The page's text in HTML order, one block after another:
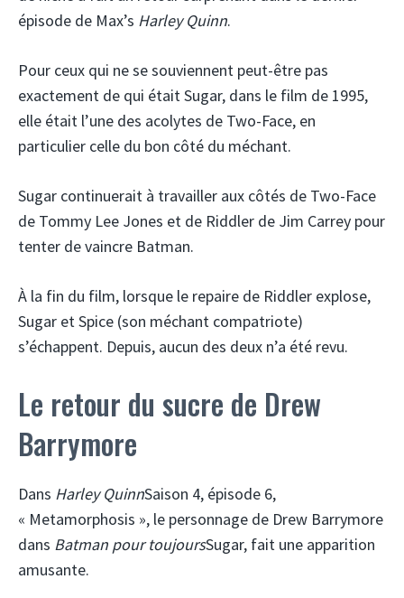
épisode de Max’s Harley Quinn.
Pour ceux qui ne se souviennent peut-être pas
exactement de qui était Sugar, dans le film de 1995,
elle était l’une des acolytes de Two-Face, en
particulier celle du bon côté du méchant.
Sugar continuerait à travailler aux côtés de Two-Face
de Tommy Lee Jones et de Riddler de Jim Carrey pour
tenter de vaincre Batman.
À la fin du film, lorsque le repaire de Riddler explose,
Sugar et Spice (son méchant compatriote)
s’échappent. Depuis, aucun des deux n’a été revu.
Le retour du sucre de Drew
Barrymore
Dans Harley QuinnSaison 4, épisode 6,
« Metamorphosis », le personnage de Drew Barrymore
dans Batman pour toujoursSugar, fait une apparition
amusante.